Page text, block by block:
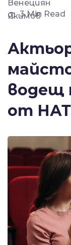
3 Min Read
водещ
от